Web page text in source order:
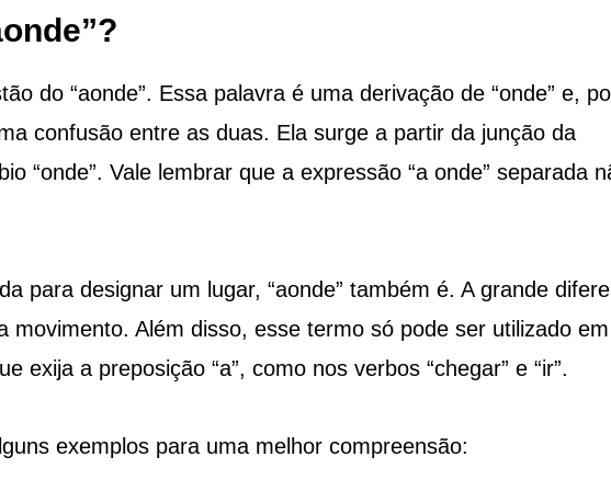
do “aonde”. Essa palavra é uma derivação de “onde” e,
confusão entre as duas. Ela surge a partir da junção da
“onde”. Vale lembrar que a expressão “a onde” separada
para designar um lugar, “aonde” também é. A grande
movimento. Além disso, esse termo só pode ser utilizado em
exija a preposição “a”, como nos verbos “chegar” e “ir”.
exemplos para uma melhor compreensão: